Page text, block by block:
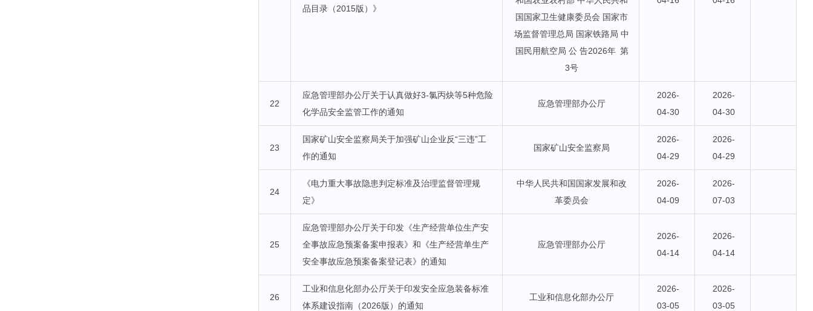
品目录（2015版）》
国国家卫生健康委员会 国家市
场监督管理总局 国家铁路局 中
国民用航空局 公 告2026年 第
3号
22
应急管理部办公厅关于认真做好3-氯丙炔等5种危险
化学品安全监管工作的通知
应急管理部办公厅
2026-
04-30
2026-
04-30
23
国家矿山安全监察局关于加强矿山企业反“三违”工
作的通知
国家矿山安全监察局
2026-
04-29
2026-
04-29
24
《电力重大事故隐患判定标准及治理监督管理规
定》
中华人民共和国国家发展和改
革委员会
2026-
04-09
2026-
07-03
25
应急管理部办公厅关于印发《生产经营单位生产安
全事故应急预案备案申报表》和《生产经营单生产
安全事故应急预案备案登记表》的通知
应急管理部办公厅
2026-
04-14
2026-
04-14
26
工业和信息化部办公厅关于印发安全应急装备标准
体系建设指南（2026版）的通知
工业和信息化部办公厅
2026-
03-05
2026-
03-05